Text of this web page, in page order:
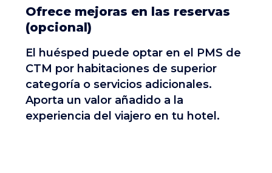
Ofrece mejoras en las reservas
(opcional)
El huésped puede optar en el PMS de
CTM por habitaciones de superior
categoría o servicios adicionales.
Aporta un valor añadido a la
experiencia del viajero en tu hotel.